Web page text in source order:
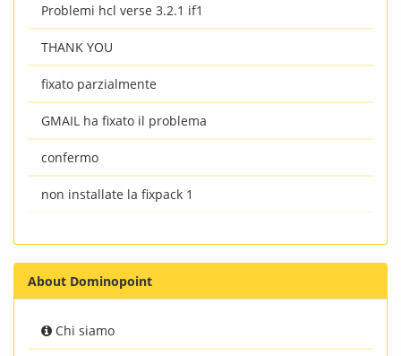
Problemi hcl verse 3.2.1 if1
THANK YOU
fixato parzialmente
GMAIL ha fixato il problema
confermo
non installate la fixpack 1
About Dominopoint
Chi siamo